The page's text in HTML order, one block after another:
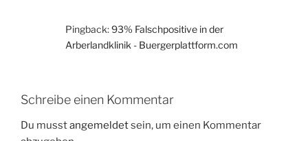
Pingback:93% Falschpositive in der
Arberlandklinik - Buergerplattform.com
Schreibe einen Kommentar
Du musstangemeldetsein, um einen Kommentar